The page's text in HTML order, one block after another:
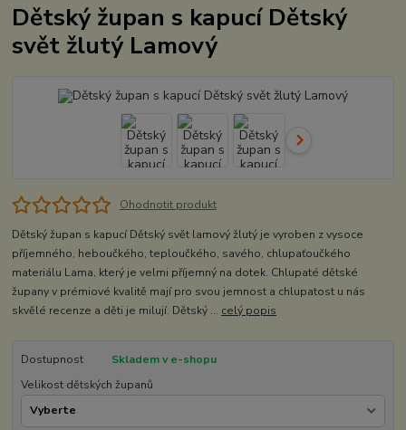
Dětský župan s kapucí Dětský
svět žlutý Lamový
Ohodnotit produkt
Dětský župan s kapucí Dětský svět lamový žlutý je vyroben z vysoce
příjemného, heboučkého, teploučkého, savého, chlupaťoučkého
materiálu Lama, který je velmi příjemný na dotek. Chlupaté dětské
župany v prémiové kvalitě mají pro svou jemnost a chlupatost u nás
skvělé recenze a děti je milují. Dětský ... celý popis
Dostupnost
Skladem v e-shopu
Velikost dětských županů